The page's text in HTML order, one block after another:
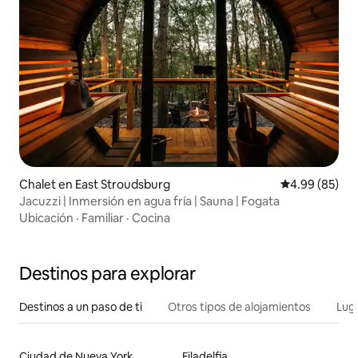
Chalet en East Stroudsburg Calificación
4.99 (85)
Jacuzzi | Inmersión en agua fría | Sauna | Fogata
Ubicación · Familiar · Cocina
Destinos para explorar
Destinos a un paso de ti Otros tipos de alojamientos